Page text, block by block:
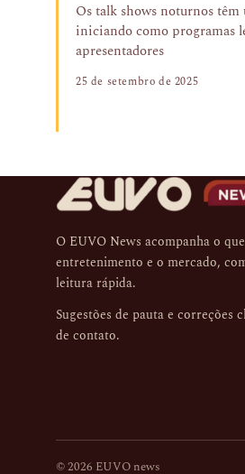
Os talk shows noturnos
iniciando como programas
apresentadores
25 de setembro de 2025
O EUVO News acompanha o
entretenimento e o mercado,
leitura rápida.
Sugestões de pauta e correções
de contato.
© 2026 EUVO news